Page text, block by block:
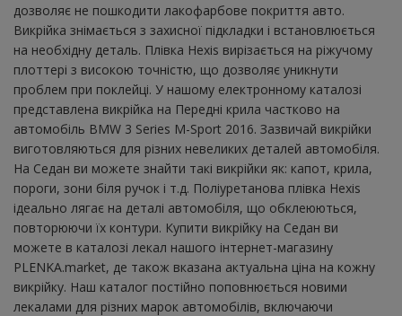
дозволяє не пошкодити лакофарбове покриття авто.
Викрійка знімається з захисної підкладки і встановлюється
на необхідну деталь. Плівка Hexis вирізається на ріжучому
плоттері з високою точністю, що дозволяє уникнути
проблем при поклейці. У нашому електронному каталозі
представлена ​​викрійка на Передні крила частково на
автомобіль BMW 3 Series M-Sport 2016. Зазвичай викрійки
виготовляються для різних невеликих деталей автомобіля.
На Седан ви можете знайти такі викрійки як: капот, крила,
пороги, зони біля ручок і т.д. Поліуретанова плівка Hexis
ідеально лягає на деталі автомобіля, що обклеюються,
повторюючи їх контури. Купити викрійку на Седан ви
можете в каталозі лекал нашого інтернет-магазину
PLENKA.market, де також вказана актуальна ціна на кожну
викрійку. Наш каталог постійно поповнюється новими
лекалами для різних марок автомобілів, включаючи